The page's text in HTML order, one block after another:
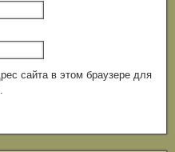
сайта в этом браузере для